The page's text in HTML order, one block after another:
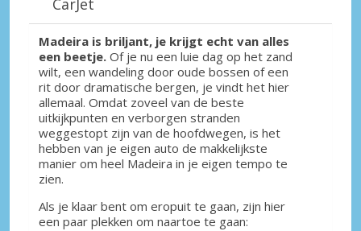
CarJet
Madeira is briljant, je krijgt echt van alles
een beetje. Of je nu een luie dag op het zand
wilt, een wandeling door oude bossen of een
rit door dramatische bergen, je vindt het hier
allemaal. Omdat zoveel van de beste
uitkijkpunten en verborgen stranden
weggestopt zijn van de hoofdwegen, is het
hebben van je eigen auto de makkelijkste
manier om heel Madeira in je eigen tempo te
zien.
Als je klaar bent om eropuit te gaan, zijn hier
een paar plekken om naartoe te gaan: